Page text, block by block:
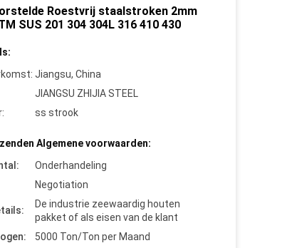
Roestvrij staalstroken 2mm
SUS 201 304 304L 316 410 430
Jiangsu, China
JIANGSU ZHIJIA STEEL
ss strook
Algemene voorwaarden:
Onderhandeling
Negotiation
De industrie zeewaardig houten
pakket of als eisen van de klant
5000 Ton/Ton per Maand